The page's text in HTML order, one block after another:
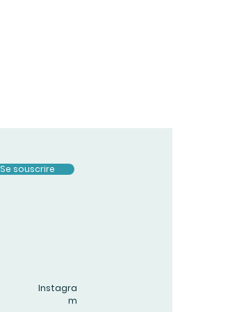
Se souscrire
Instagra
m